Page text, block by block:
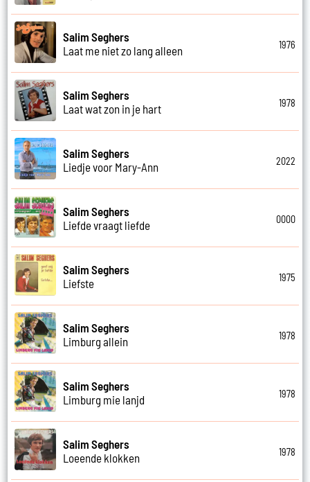
Salim Seghers
Laat me niet zo lang alleen
1976
Salim Seghers
Laat wat zon in je hart
1978
Salim Seghers
Liedje voor Mary-Ann
2022
Salim Seghers
Liefde vraagt liefde
0000
Salim Seghers
Liefste
1975
Salim Seghers
Limburg allein
1978
Salim Seghers
Limburg mie lanjd
1978
Salim Seghers
Loeende klokken
1978